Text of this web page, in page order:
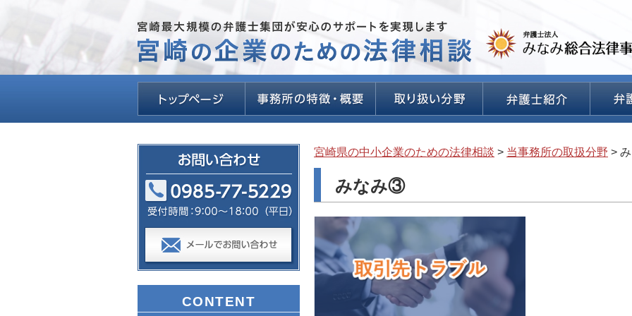
宮崎県の中小企業のための法律相談 > 当事務所の取扱分野 >
みなみ③
CONTENT